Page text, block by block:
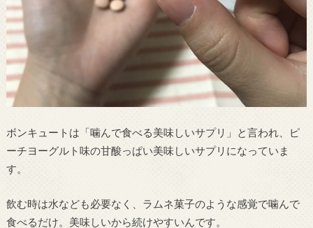
ボンキュートは「噛んで食べる美味しいサプリ」と言われ、ピ
ーチヨーグルト味の甘酸っぱい美味しいサプリになっていま
す。
飲む時は水なども必要なく、ラムネ菓子のような感覚で噛んで
食べるだけ。美味しいから続けやすいんです。